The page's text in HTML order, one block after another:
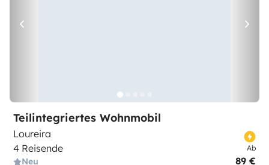
Teilintegriertes Wohnmobil
Loureira
4 Reisende
Neu
Ab
89 €